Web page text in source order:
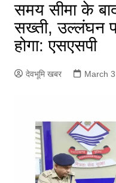
समय सीमा के
सख्ती, उल्लंघन
होगा: एसएसपी
देवभूमि खबर March